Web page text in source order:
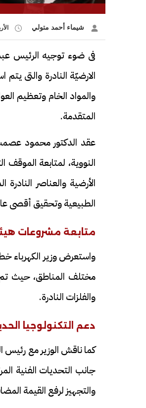
شيماء أحمد متولي الأربعاء،
فى ضوء توجيه الرئيس
الارضيّة النادرة والتى
والمواد الخام وتعظيم
المتقدمة.
عقد الدكتور محمود
النووية، لمتابعة الموقف
الأرضية والعناصر
الطبيعية وتحقيق أقصى
متابعة مشروعات هيئة
مختلف المناطق، حيث تم
والفلزات النادرة.
دعم التكنولوجيا
كما ناقش الوزير مع رئيس
جانب التحديات الفنية
والتجهيز لرفع القيمة